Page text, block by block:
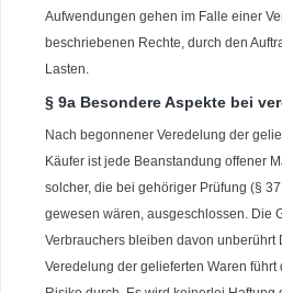
Aufwendungen gehen im Falle einer
beschriebenen Rechte, durch den
Lasten.
§ 9a Besondere Aspekte bei
Nach begonnener Veredelung der
Käufer ist jede Beanstandung offener
solcher, die bei gehöriger Prüfung (§
gewesen wären, ausgeschlossen. Die
Verbrauchers bleiben davon unberührt
Veredelung der gelieferten Waren